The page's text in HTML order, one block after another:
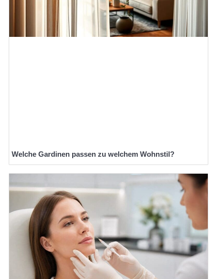
Welche Gardinen passen zu welchem Wohnstil?